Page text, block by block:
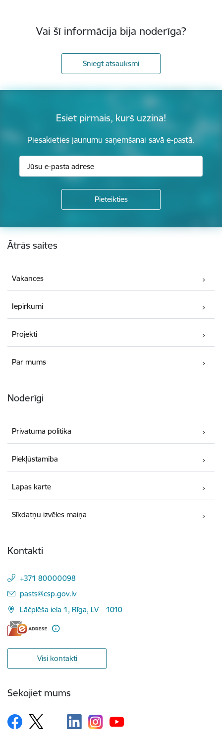
Vai šī informācija bija noderīga?
Sniegt atsauksmi
Esiet pirmais, kurš uzzina!
Piesakieties jaunumu saņemšanai savā e-pastā.
Kājene
Ātrās saites
Vakances
Iepirkumi
Projekti
Par mums
Noderīgi
Privātuma politika
Piekļūstamība
Lapas karte
Sīkdatņu izvēles maiņa
Kontakti
+371 80000098
E-pasts:
pasts@csp.gov.lv
Lāčplēša iela 1, Rīga, LV – 1010
Visi kontakti
Sekojiet mums